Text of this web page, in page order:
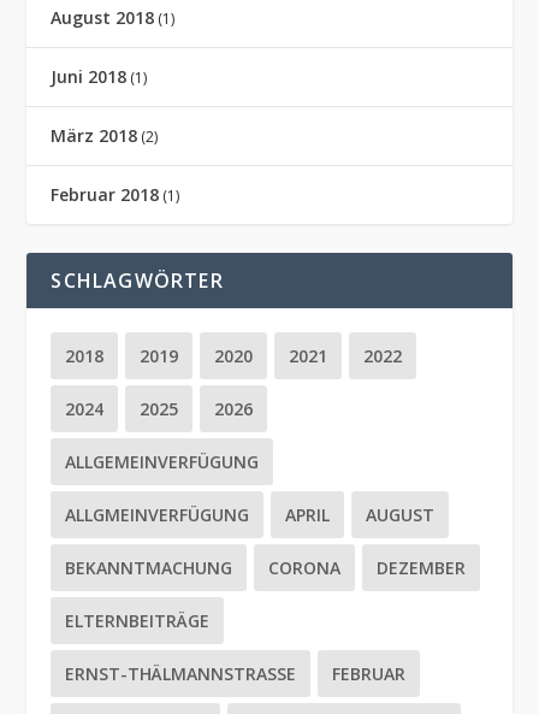
August 2018 (1)
Juni 2018 (1)
März 2018 (2)
Februar 2018 (1)
SCHLAGWÖRTER
2018 2019 2020 2021 2022
2024 2025 2026
ALLGEMEINVERFÜGUNG
ALLGMEINVERFÜGUNG APRIL AUGUST
BEKANNTMACHUNG CORONA DEZEMBER
ELTERNBEITRÄGE
ERNST-THÄLMANNSTRASSE FEBRUAR